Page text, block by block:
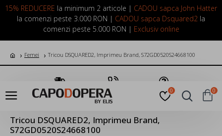
15% REDUCERE la minimum 2 articole | CADOU sapca John Hatter
la comenzi peste 3.000 RON | CADOU sapca Dsquared2 la
comenzi peste 5.000 RON | Exclusiv online
LOGIN INREGISTRARE
0 0
Femei Tricou DSQUARED2, Imprimeu Brand, S72GD0520S24668100
Transport Gratuit Suna Acum Pune o Intrebare
Tricou DSQUARED2, Imprimeu Brand,
S72GD0520S24668100